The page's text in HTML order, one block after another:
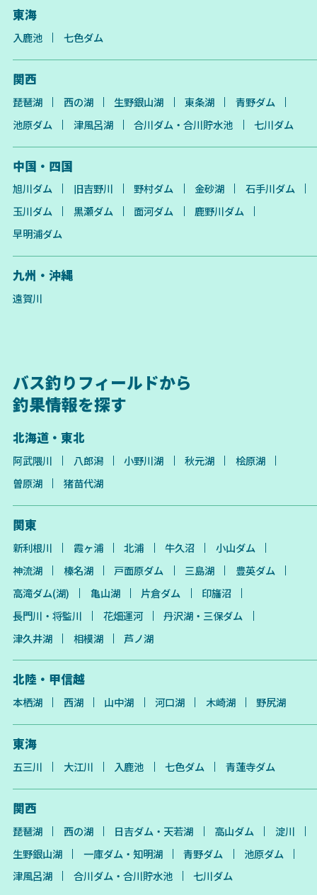
東海
入鹿池 七色ダム
関西
琵琶湖 西の湖 生野銀山湖 東条湖
青野ダム
池原ダム
津風呂湖 合川ダム・合川貯水池 七川ダム
中国・四国
旭川ダム 旧吉野川 野村ダム 金砂湖
石手川ダム
玉川ダム
黒瀬ダム 面河ダム
鹿野川ダム
早明浦ダム
九州・沖縄
遠賀川
バス釣りフィールドから
釣果情報を探す
北海道・東北
阿武隈川 八郎潟 小野川湖 秋元湖
桧原湖
曽原湖
猪苗代湖
関東
新利根川 霞ヶ浦 北浦 牛久沼
小山ダム
神流湖
榛名湖 戸面原ダム 三島湖
豊英ダム
高滝ダム(湖)
亀山湖 片倉ダム
印旛沼
長門川・将監川
花畑運河
丹沢湖・三保ダム
津久井湖
相模湖 芦ノ湖
北陸・甲信越
本栖湖 西湖 山中湖 河口湖 木崎湖 野尻湖
東海
五三川 大江川 入鹿池 七色ダム 青蓮寺ダム
関西
琵琶湖 西の湖 日吉ダム・天若湖 高山ダム
淀川
生野銀山湖
一庫ダム・知明湖 青野ダム
池原ダム
津風呂湖
合川ダム・合川貯水池 七川ダム